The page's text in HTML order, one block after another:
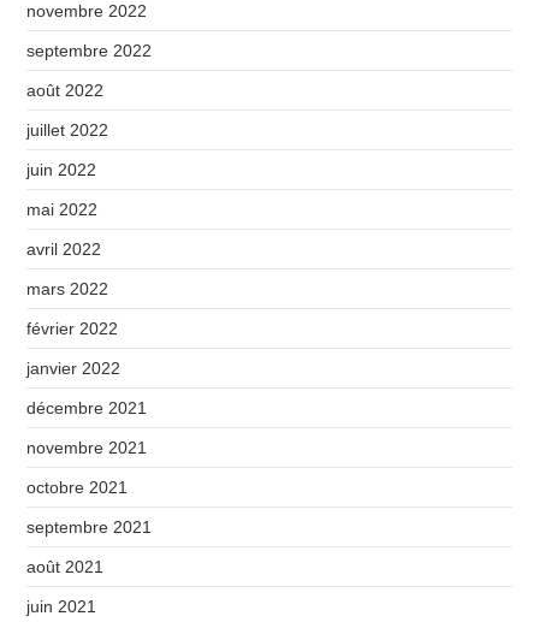
novembre 2022
septembre 2022
août 2022
juillet 2022
juin 2022
mai 2022
avril 2022
mars 2022
février 2022
janvier 2022
décembre 2021
novembre 2021
octobre 2021
septembre 2021
août 2021
juin 2021